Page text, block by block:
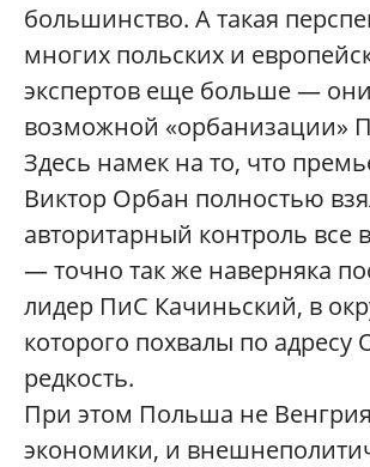
большинство. А такая
многих польских и
экспертов еще больше —
возможной «орбанизации»
Здесь намек на то, что
Виктор Орбан полностью
авторитарный контроль все
— точно так же наверняка
лидер ПиС Качиньский, в
которого похвалы по адресу
редкость.
При этом Польша не
экономики, и